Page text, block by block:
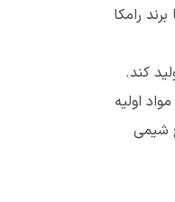
رامکا
کند.
اولیه
شیمی